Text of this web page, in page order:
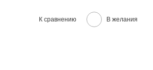
К сравнению В желания